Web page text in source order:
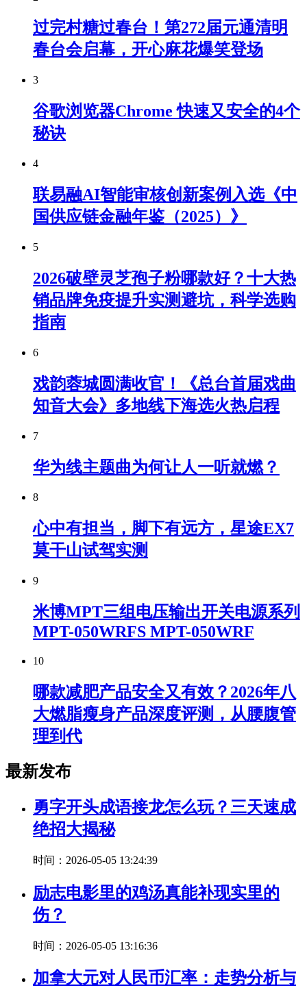
过完村糖过春台！第272届元通清明
春台会启幕，开心麻花爆笑登场
3
谷歌浏览器Chrome 快速又安全的4个
秘诀
4
联易融AI智能审核创新案例入选《中
国供应链金融年鉴（2025）》
5
2026破壁灵芝孢子粉哪款好？十大热
销品牌免疫提升实测避坑，科学选购
指南
6
戏韵蓉城圆满收官！《总台首届戏曲
知音大会》多地线下海选火热启程
7
华为线主题曲为何让人一听就燃？
8
心中有担当，脚下有远方，星途EX7
莫干山试驾实测
9
米博MPT三组电压输出开关电源系列
MPT-050WRFS MPT-050WRF
10
哪款减肥产品安全又有效？2026年八
大燃脂瘦身产品深度评测，从腰腹管
理到代
最新发布
勇字开头成语接龙怎么玩？三天速成
绝招大揭秘
时间：2026-05-05 13:24:39
励志电影里的鸡汤真能补现实里的
伤？
时间：2026-05-05 13:16:36
加拿大元对人民币汇率：走势分析与